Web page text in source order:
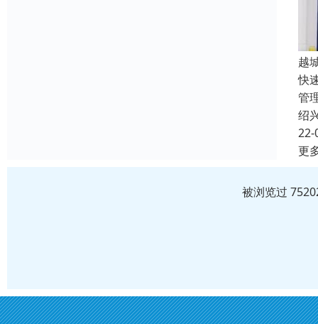
越
快
管
绍
22-
更
被浏览过